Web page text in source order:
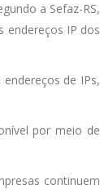
a Sefaz-RS,
endereços IP dos
de IPs,
por meio de
continuem